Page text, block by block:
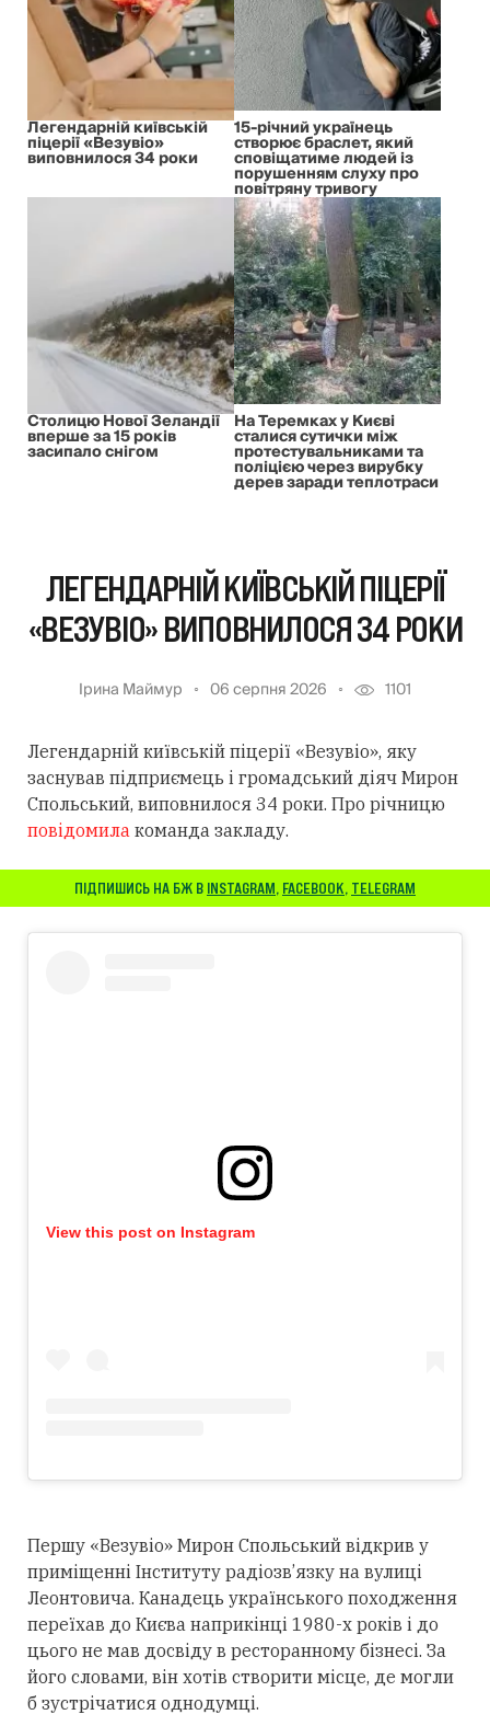
Легендарній київській
піцерії «Везувіо»
виповнилося 34 роки
15-річний українець
створює браслет, який
сповіщатиме людей із
порушенням слуху про
повітряну тривогу
Столицю Нової Зеландії
вперше за 15 років
засипало снігом
На Теремках у Києві
сталися сутички між
протестувальниками та
поліцією через вирубку
дерев заради теплотраси
ЛЕГЕНДАРНІЙ КИЇВСЬКІЙ ПІЦЕРІЇ
«ВЕЗУВІО» ВИПОВНИЛОСЯ 34 РОКИ
Ірина Маймур 06 серпня 2026 1101
Легендарній київській піцерії «Везувіо», яку
заснував підприємець і громадський діяч Мирон
Спольський, виповнилося 34 роки. Про річницю
повідомила команда закладу.
ПІДПИШИСЬ НА БЖ В INSTAGRAM, FACEBOOK, TELEGRAM
View this post on Instagram
Першу «Везувіо» Мирон Спольський відкрив у
приміщенні Інституту радіозв’язку на вулиці
Леонтовича. Канадець українського походження
переїхав до Києва наприкінці 1980-х років і до
цього не мав досвіду в ресторанному бізнесі. За
його словами, він хотів створити місце, де могли
б зустрічатися однодумці.